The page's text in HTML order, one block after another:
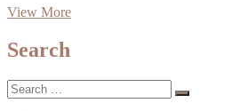
View Moreসাত
Search
Search
…